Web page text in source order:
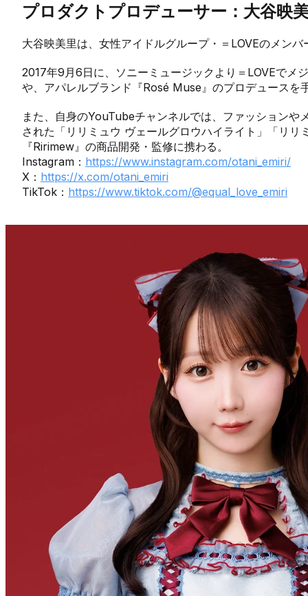
プロダクトプロデューサー：大谷映
大谷映美里は、女性アイドルグループ・＝LOVEのメンバ
2017年9月6日に、ソニーミュージックより＝LOVEでメ
や、アパレルブランド『Rosé Muse』のプロデュースを
また、自身のYouTubeチャンネルでは、ファッション
された「リリミュウ ヴェールグロウハイライト」「リ
『Ririmew』の商品開発・監修に携わる。
Instagram： https://www.instagram.com/otani_emiri/
X： https://x.com/otani_emiri
TikTok： https://www.tiktok.com/@equal_love_emiri